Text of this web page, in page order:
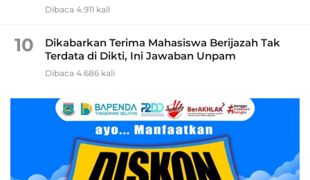
Dibaca 4.911 kali
10
Dikabarkan Terima Mahasiswa Berijazah Tak
Terdata di Dikti, Ini Jawaban Unpam
Dibaca 4.686 kali